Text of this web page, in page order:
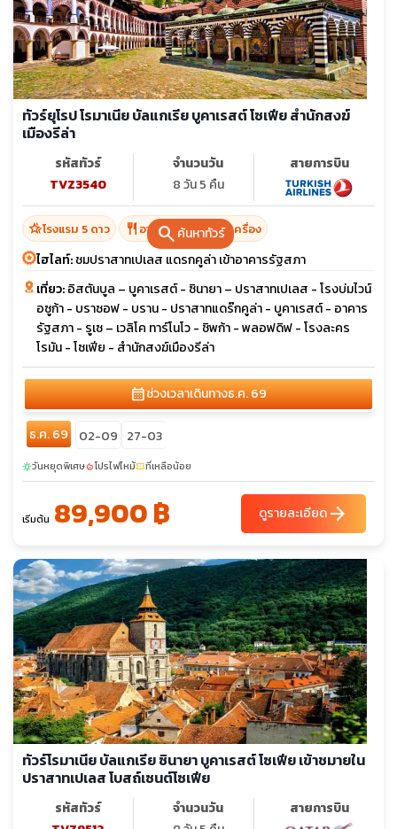
searchค้นหาทัวร์
ทัวร์ยุโรป โรมาเนีย บัลแกเรีย บูคาเรสต์ โซเฟีย สำนักสงฆ์
เมืองรีล่า
รหัสทัวร์
TVZ3540
จำนวนวัน
8 วัน 5 คืน
สายการบิน
hotel_classโรงแรม 5 ดาว restaurant อาหาร 16 มื้อ + บนเครื่อง
ไฮไลท์:ชมปราสาทเปเลส แดรกคูล่า เข้าอาคารรัฐสภา
เที่ยว:อิสตันบูล – บูคาเรสต์ - ซินายา – ปราสาทเปเลส - โรงบ่มไวน์
อซูก้า - บราซอฟ - บราน - ปราสาทแดร๊กคูล่า - บูคาเรสต์ - อาคาร
รัฐสภา - รูเซ – เวลิโค ทาร์โนโว - ชิพก้า - พลอฟดิฟ - โรงละคร
โรมัน - โซเฟีย - สำนักสงฆ์เมืองรีล่า
calendar_monthช่วงเวลาเดินทางธ.ค. 69
ธ.ค. 69 02-09 27-03
sunnyวันหยุดพิเศษlocal_fire_departmentโปรไฟไหม้confirmation_numberที่เหลือน้อย
เริ่มต้น 89,900 ฿ ดูรายละเอียดarrow_forward
ทัวร์โรมาเนีย บัลแกเรีย ซินายา บูคาเรสต์ โซเฟีย เข้าชมายใน
ปราสาทเปเลส โบสถ์เซนต์โซเฟีย
รหัสทัวร์
จำนวนวัน
สายการบิน